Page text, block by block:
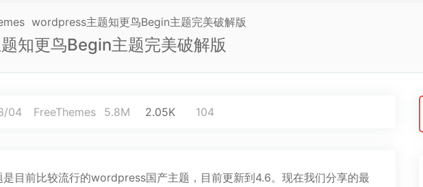
wordpress主题知更鸟Begin主题完美破解版
知更鸟Begin主题完美破解版
04 FreeThemes 5.8M 2.05K 104
目前比较流行的wordpress国产主题，目前更新到4.6。现在我们分享的最
搜